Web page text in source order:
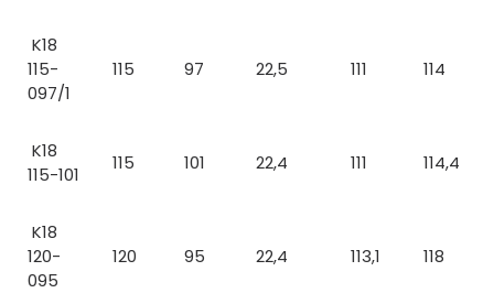
K18
115-
097/1
115 97 22,5 111 114
K18
115-101
115 101 22,4 111 114,4
K18
120-
095
120 95 22,4 113,1 118